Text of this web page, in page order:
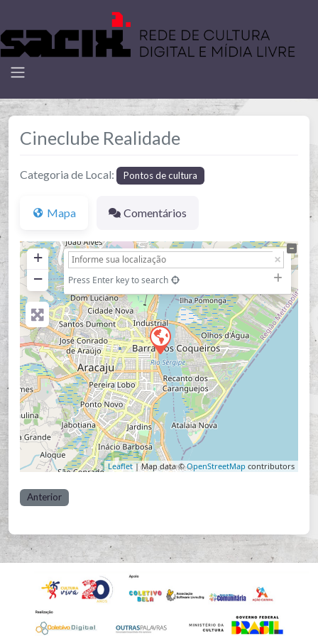
Cineclube Realidade
Categoria de Local: Pontos de cultura
Mapa Comentários
+
−
Press Enter key to search
Leaflet| Map data ©OpenStreetMap contributors
Anterior